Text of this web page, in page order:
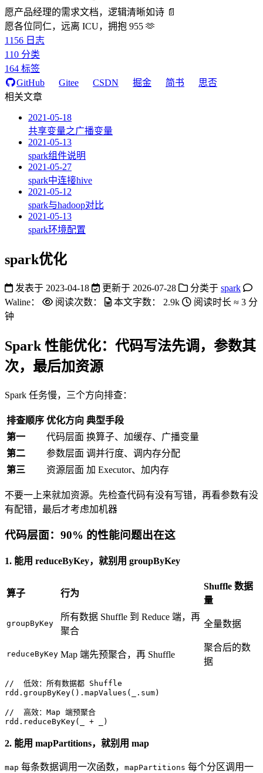
愿产品经理的需求文档，逻辑清晰如诗 📄
愿各位同仁，远离 ICU，拥抱 955 🫶
1156 日志
110 分类
164 标签
GitHub
Gitee CSDN 掘金 简书
思否
相关文章
2021-05-18
共享变量之广播变量
2021-05-13
spark组件说明
2021-05-27
spark中连接hive
2021-05-12
spark与hadoop对比
2021-05-13
spark环境配置
spark优化
发表于 2023-04-18 更新于 2026-07-28 分类于 spark
Waline：
阅读次数： 本文字数： 2.9k 阅读时长 ≈ 3 分
钟
Spark 性能优化：代码写法先调，参数其
次，最后加资源
Spark 任务慢，三个方向排查：
排查顺序 优化方向 典型手段
第一
代码层面 换算子、加缓存、广播变量
第二
参数层面 调并行度、调内存分配
第三
资源层面 加 Executor、加内存
不要一上来就加资源。先检查代码有没有写错，再看参数有没
有配错，最后才考虑加机器
代码层面：90% 的性能问题出在这
1. 能用 reduceByKey，就别用 groupByKey
算子 行为
Shuffle 数据
量
groupByKey
所有数据 Shuffle 到 Reduce 端，再
聚合
全量数据
reduceByKey Map 端先预聚合，再 Shuffle
聚合后的数
据
//  低效：所有数据都 Shuffle
rdd.groupByKey().mapValues(_.sum)
//  高效：Map 端预聚合
rdd.reduceByKey(_ + _)
2. 能用 mapPartitions，就别用 map
map 每条数据调用一次函数， mapPartitions 每个分区调用一